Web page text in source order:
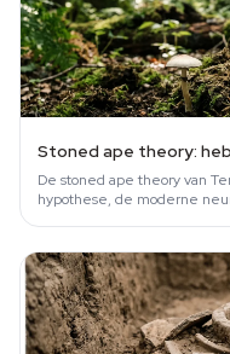
Stoned ape theory:
De stoned ape theory van
hypothese, de moderne